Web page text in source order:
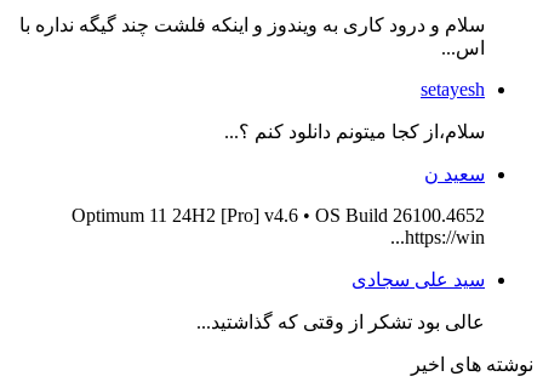
سلام و درود کاری به ویندوز و اینکه فلشت چند گیگه نداره با
اس...
setayesh
سلام،از کجا میتونم دانلود کنم ؟...
سعید ن
Optimum 11 24H2 [Pro] v4.6 • OS Build 26100.4652
https://win...
سید علی سجادی
عالی بود تشکر از وقتی که گذاشتید...
نوشته های اخیر